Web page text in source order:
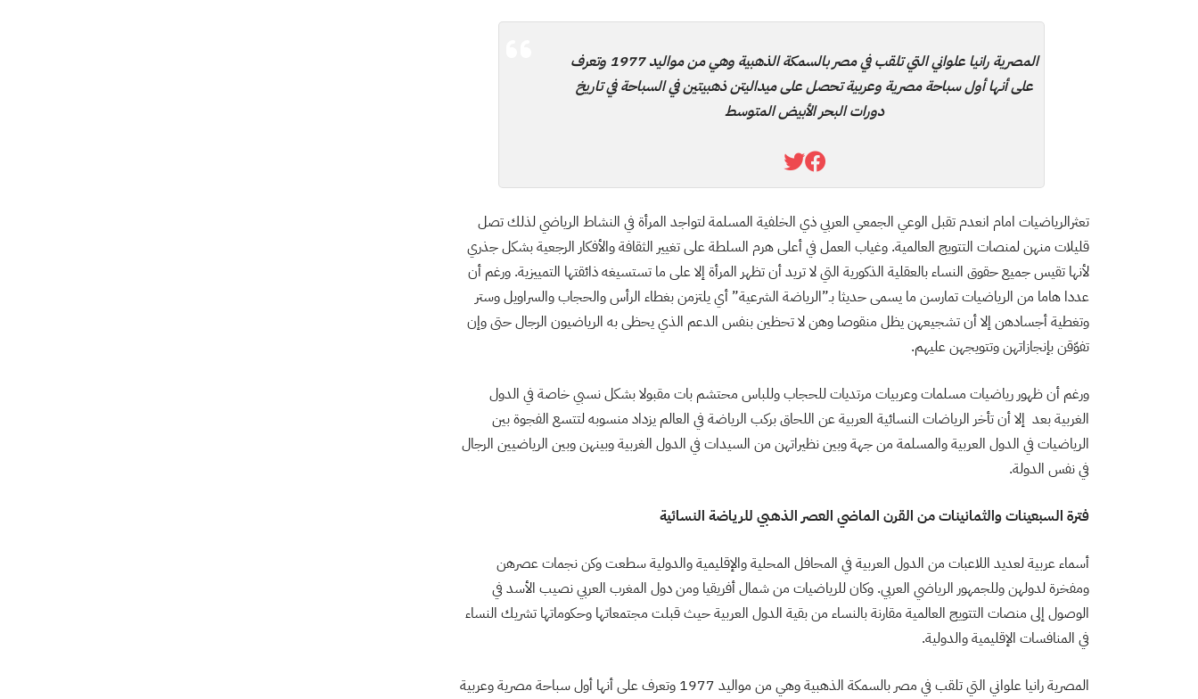
المصرية رانيا علواني التي تلقب في مصر بالسمكة الذهبية وهي من مواليد 1977 وتعرف
على أنها أول سباحة مصرية وعربية تحصل على ميداليتن ذهبيتين في السباحة في تاريخ
دورات البحر الأبيض المتوسط
تعثرالرياضيات امام انعدم تقبل الوعي الجمعي العربي ذي الخلفية المسلمة لتواجد المرأة في النشاط الرياضي لذلك تصل
قليلات منهن لمنصات التتويج العالمية. وغياب العمل في أعلى هرم السلطة على تغيير الثقافة والأفكار الرجعية بشكل جذري
لأنها تقيس جميع حقوق النساء بالعقلية الذكورية التي لا تريد أن تظهر المرأة إلا على ما تستسيغه ذائقتها التمييزية. ورغم أن
عددا هاما من الرياضيات تمارسن ما يسمى حديثا بـ”الرياضة الشرعية” أي يلتزمن بغطاء الرأس والحجاب والسراويل وستر
وتغطية أجسادهن إلا أن تشجيعهن يظل منقوصا وهن لا تحظين بنفس الدعم الذي يحظى به الرياضيون الرجال حتى وإن
تفوّقن بإنجازاتهن وتتويجهن عليهم.
ورغم أن ظهور رياضيات مسلمات وعربيات مرتديات للحجاب وللباس محتشم بات مقبولا بشكل نسبي خاصة في الدول
الغربية بعد إلا أن تأخر الرياضات النسائية العربية عن اللحاق بركب الرياضة في العالم يزداد منسوبه لتتسع الفجوة بين
الرياضيات في الدول العربية والمسلمة من جهة وبين نظيراتهن من السيدات في الدول الغربية وبينهن وبين الرياضيين الرجال
في نفس الدولة.
فترة السبعينات والثمانينات من القرن الماضي العصر الذهبي للرياضة النسائية
أسماء عربية لعديد اللاعبات من الدول العربية في المحافل المحلية والإقليمية والدولية سطعت وكن نجمات عصرهن
ومفخرة لدولهن وللجمهور الرياضي العربي. وكان للرياضيات من شمال أفريقيا ومن دول المغرب العربي نصيب الأسد في
الوصول إلى منصات التتويج العالمية مقارنة بالنساء من بقية الدول العربية حيث قبلت مجتمعاتها وحكوماتها تشريك النساء
في المنافسات الإقليمية والدولية.
المصرية رانيا علواني التي تلقب في مصر بالسمكة الذهبية وهي من مواليد 1977 وتعرف على أنها أول سباحة مصرية وعربية